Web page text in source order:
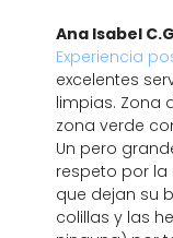
Ana Isabel
Experiencia
excelentes
limpias. Zona
zona verde
Un pero
respeto por
que dejan su
colillas y las